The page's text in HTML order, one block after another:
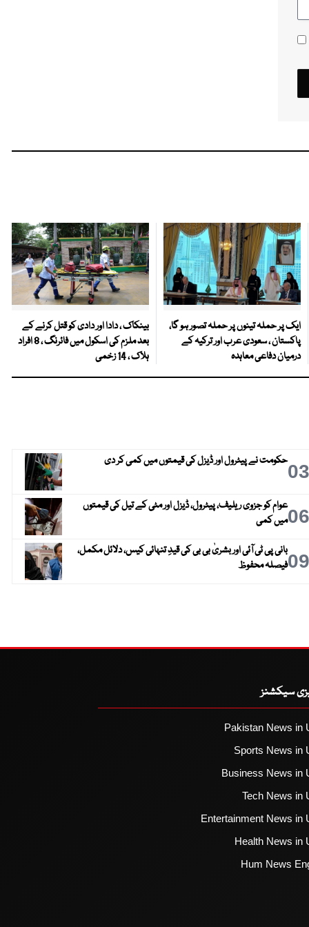
ایک پر حملہ تینوں پر حملہ تصور ہو گا،
پاکستان ، سعودی عرب اور ترکیہ کے
درمیان دفاعی معاہدہ
بینکاک ، دادا اور دادی کو قتل کرنے کے
بعد ملزم کی اسکول میں فائرنگ ، 8 افراد
ہلاک ، 14 زخمی
03حکومت نے پیٹرول اور ڈیزل کی قیمتوں میں کمی کر دی
06عوام کو جزوی ریلیف، پیٹرول، ڈیزل اور مٹی کے تیل کی قیمتوں
میں کمی
09بانی پی ٹی آئی اور بشریٰ بی بی کی قیدِ تنہائی کیس، دلائل مکمل،
فیصلہ محفوظ
سیکشنز
Pakistan News in
Sports News in
Business News in
Tech News in
Entertainment News in
Health News in
Hum News